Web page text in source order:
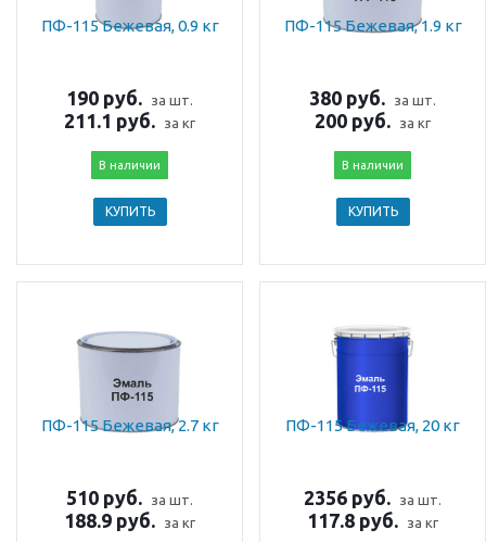
ПФ-115 Бежевая, 0.9 кг
190 руб. за шт.
211.1 руб. за кг
В наличии
КУПИТЬ
ПФ-115 Бежевая, 1.9 кг
380 руб. за шт.
200 руб. за кг
В наличии
КУПИТЬ
ПФ-115 Бежевая, 2.7 кг
510 руб. за шт.
188.9 руб. за кг
ПФ-115 Бежевая, 20 кг
2356 руб. за шт.
117.8 руб. за кг